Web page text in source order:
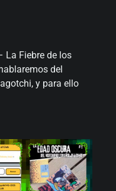
La Fiebre de los
del
y para ello